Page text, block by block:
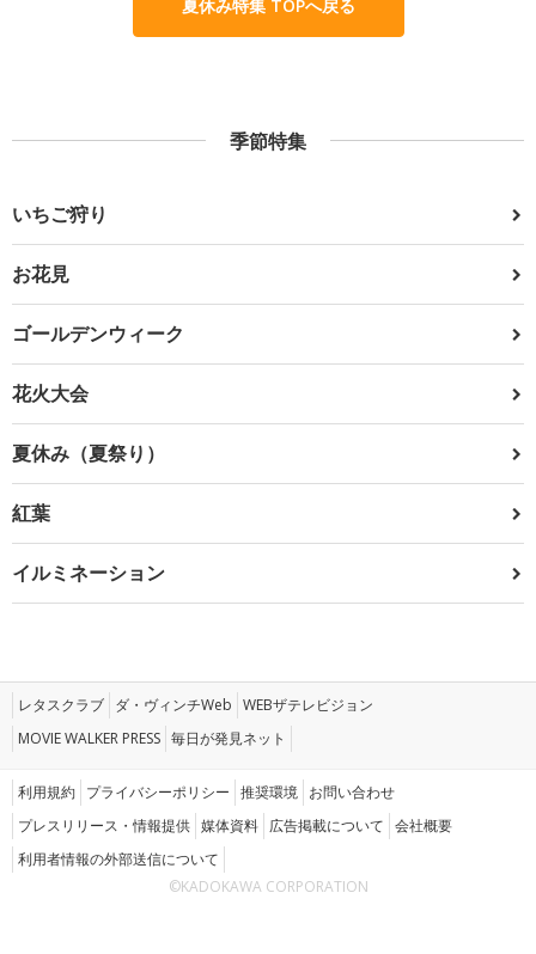
夏休み特集 TOPへ戻る
季節特集
いちご狩り
お花見
ゴールデンウィーク
花火大会
夏休み（夏祭り）
紅葉
イルミネーション
レタスクラブ ダ・ヴィンチWeb WEBザテレビジョン
MOVIE WALKER PRESS 毎日が発見ネット
利用規約 プライバシーポリシー 推奨環境 お問い合わせ
プレスリリース・情報提供 媒体資料 広告掲載について 会社概要
利用者情報の外部送信について
©KADOKAWA CORPORATION